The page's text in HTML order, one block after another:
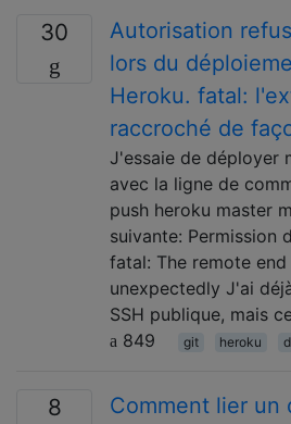
30
Autorisation
lors du
Heroku. fatal:
raccroché de
J'essaie de déployer
avec la ligne de
push heroku master
suivante: Permission
fatal: The remote end
unexpectedly J'ai
SSH publique, mais
849
git heroku
8
Comment lier un